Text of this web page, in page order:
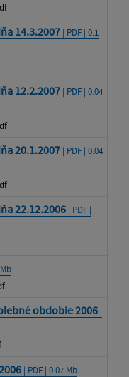
14.3.2007 | PDF | 0.1
12.2.2007 | PDF | 0.04
20.1.2007 | PDF | 0.04
22.12.2006 | PDF |
obdobie 2006 |
| PDF | 0.07 Mb